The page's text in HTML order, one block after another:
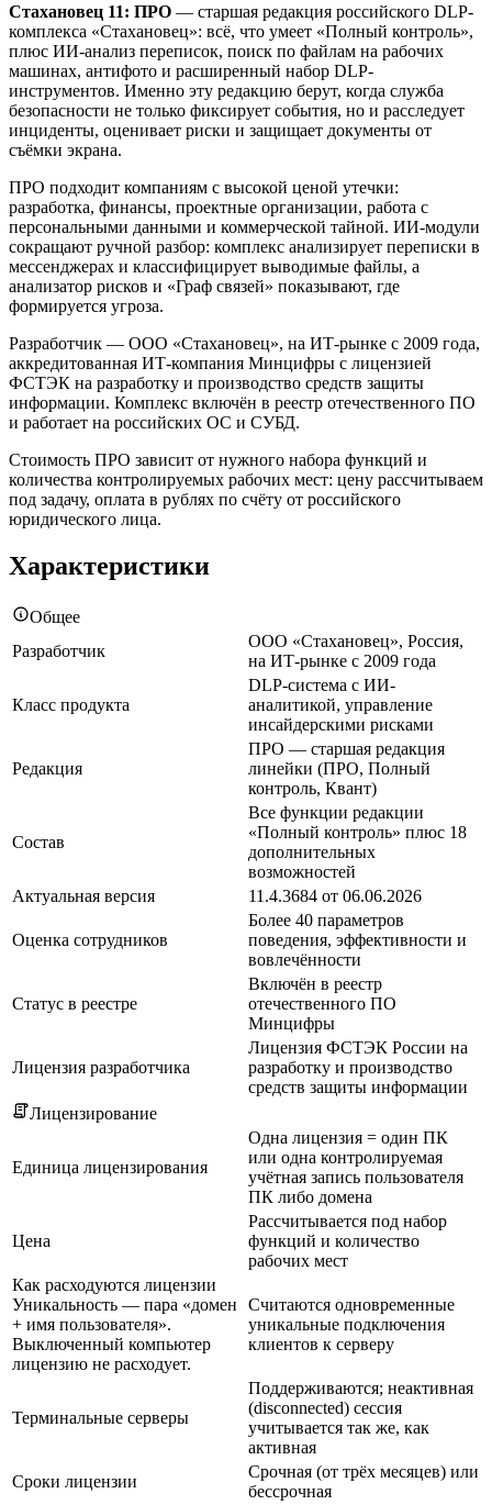
Стахановец 11: ПРО — старшая редакция российского DLP-
комплекса «Стахановец»: всё, что умеет «Полный контроль»,
плюс ИИ-анализ переписок, поиск по файлам на рабочих
машинах, антифото и расширенный набор DLP-
инструментов. Именно эту редакцию берут, когда служба
безопасности не только фиксирует события, но и расследует
инциденты, оценивает риски и защищает документы от
съёмки экрана.
ПРО подходит компаниям с высокой ценой утечки:
разработка, финансы, проектные организации, работа с
персональными данными и коммерческой тайной. ИИ-модули
сокращают ручной разбор: комплекс анализирует переписки в
мессенджерах и классифицирует выводимые файлы, а
анализатор рисков и «Граф связей» показывают, где
формируется угроза.
Разработчик — ООО «Стахановец», на ИТ-рынке с 2009 года,
аккредитованная ИТ-компания Минцифры с лицензией
ФСТЭК на разработку и производство средств защиты
информации. Комплекс включён в реестр отечественного ПО
и работает на российских ОС и СУБД.
Стоимость ПРО зависит от нужного набора функций и
количества контролируемых рабочих мест: цену рассчитываем
под задачу, оплата в рублях по счёту от российского
юридического лица.
Характеристики
Общее
Разработчик
ООО «Стахановец», Россия,
на ИТ-рынке с 2009 года
Класс продукта
DLP-система с ИИ-
аналитикой, управление
инсайдерскими рисками
Редакция
ПРО — старшая редакция
линейки (ПРО, Полный
контроль, Квант)
Состав
Все функции редакции
«Полный контроль» плюс 18
дополнительных
возможностей
Актуальная версия
11.4.3684 от 06.06.2026
Оценка сотрудников
Более 40 параметров
поведения, эффективности и
вовлечённости
Статус в реестре
Включён в реестр
отечественного ПО
Минцифры
Лицензия разработчика
Лицензия ФСТЭК России на
разработку и производство
средств защиты информации
Лицензирование
Единица лицензирования
Одна лицензия = один ПК
или одна контролируемая
учётная запись пользователя
ПК либо домена
Цена
Рассчитывается под набор
функций и количество
рабочих мест
Как расходуются лицензии
Уникальность — пара «домен
+ имя пользователя».
Выключенный компьютер
лицензию не расходует.
Считаются одновременные
уникальные подключения
клиентов к серверу
Терминальные серверы
Поддерживаются; неактивная
(disconnected) сессия
учитывается так же, как
активная
Сроки лицензии
Срочная (от трёх месяцев) или
бессрочная